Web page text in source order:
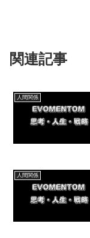
関連記事
人間関係
人間関係